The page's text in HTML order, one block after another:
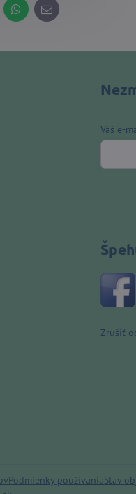
WhatsApp
E-
mail
Váš e-
Zrušiť
Podmienky používaniaStav